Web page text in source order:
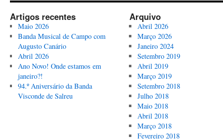
Banda
Artigos recentes
Maio 2026
Banda Musical de Campo com
Augusto Canário
Abril 2026
Ano Novo! Onde estamos em
janeiro?!
94.º Aniversário da Banda
Visconde de Salreu
Arquivo
Abril 2026
Março 2026
Janeiro 2024
Setembro 2019
Abril 2019
Março 2019
Setembro 2018
Julho 2018
Maio 2018
Abril 2018
Março 2018
Fevereiro 2018